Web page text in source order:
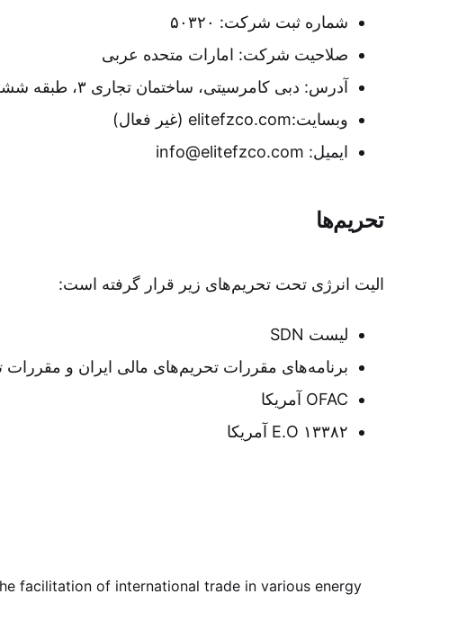
شماره ثبت شرکت: ۵۰۳۲۰
صلاحیت شرکت:‌ امارات متحده عربی
آدرس: دبی کامرسیتی، ساختمان تجاری ۳، طبقه ششم، واحد BCB3 612
وبسایت:‌elitefzco.com (غیر فعال)
ایمیل: info@elitefzco.com
تحریم‌ها
الیت انرژی تحت تحریم‌های زیر قرار گرفته است:
لیست SDN
برنامه‌های مقررات تحریم‌های مالی ایران و
OFAC آمریکا
E.O ۱۳۳۸۲ آمریکا
facilitation of international trade in various energy